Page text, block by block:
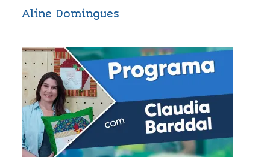
Aline Domingues